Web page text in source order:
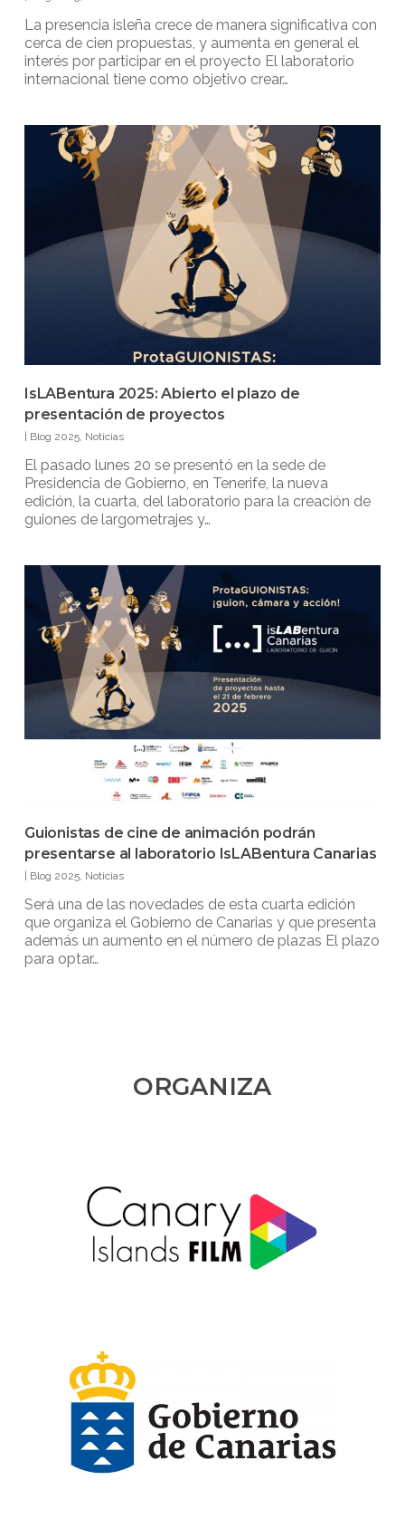
La presencia isleña crece de manera significativa con
cerca de cien propuestas, y aumenta en general el
interés por participar en el proyecto El laboratorio
internacional tiene como objetivo crear…
IsLABentura 2025: Abierto el plazo de
presentación de proyectos
| Blog 2025, Noticias
El pasado lunes 20 se presentó en la sede de
Presidencia de Gobierno, en Tenerife, la nueva
edición, la cuarta, del laboratorio para la creación de
guiones de largometrajes y…
Guionistas de cine de animación podrán
presentarse al laboratorio IsLABentura Canarias
Blog 2025, Noticias
Será una de las novedades de esta cuarta edición
que organiza el Gobierno de Canarias y que presenta
además un aumento en el número de plazas El plazo
para optar…
ORGANIZA